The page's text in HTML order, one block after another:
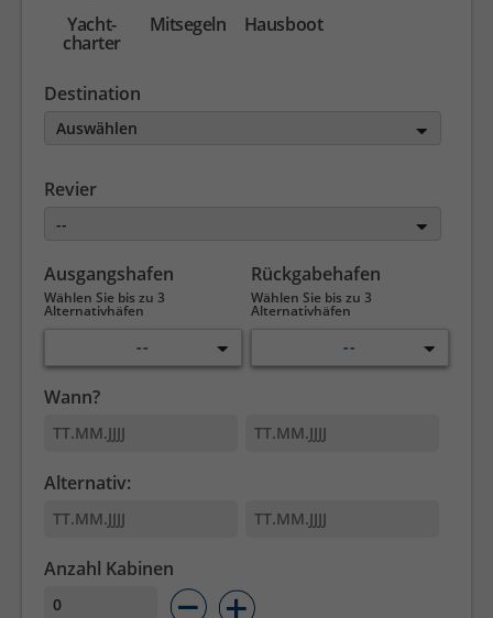
Yacht­
charter
Mit­segeln Haus­boot
Destination
Auswählen
Revier
--
Ausgangshafen
Wählen Sie bis zu 3
Alternativhäfen
--
Rückgabehafen
Wählen Sie bis zu 3
Alternativhäfen
--
Wann?
Alternativ:
Anzahl Kabinen